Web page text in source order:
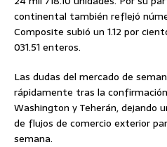
continental también reflejó
Composite subió un 1.12 por
031.51 enteros.
Las dudas del mercado de
rápidamente tras la
Washington y Teherán, dejando
de flujos de comercio exterior
semana.